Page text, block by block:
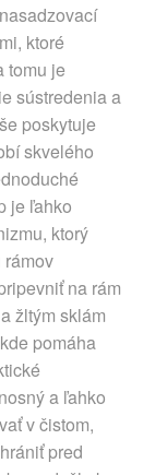
ktoré
tomu je
sústredenia a
poskytuje
skvelého
je ľahko
ktorý
na rám
žltým sklám
pomáha
a ľahko
v čistom,
pred